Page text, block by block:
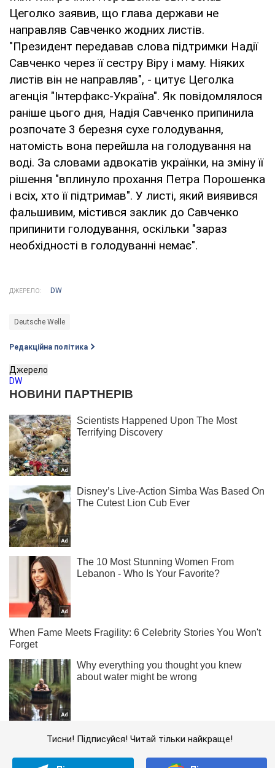
Цеголко заявив, що глава держави не
направляв Савченко жодних листів.
"Президент передавав слова підтримки Надії
Савченко через її сестру Віру і маму. Ніяких
листів він не направляв", - цитує Цеголка
агенція "Інтерфакс-Україна". Як повідомлялося
раніше цього дня, Надія Савченко припинила
розпочате 3 березня сухе голодування,
натомість вона перейшла на голодування на
воді. За словами адвокатів українки, на зміну її
рішення "вплинуло прохання Петра Порошенка
і всіх, хто її підтримав". У листі, який виявився
фальшивим, містився заклик до Савченко
припинити голодування, оскільки "зараз
необхідності в голодуванні немає".
ДЖЕРЕЛО: DW
Deutsche Welle
Редакційна політика
Джерело
DW
Тисни! Підписуйся! Читай тільки найкраще!